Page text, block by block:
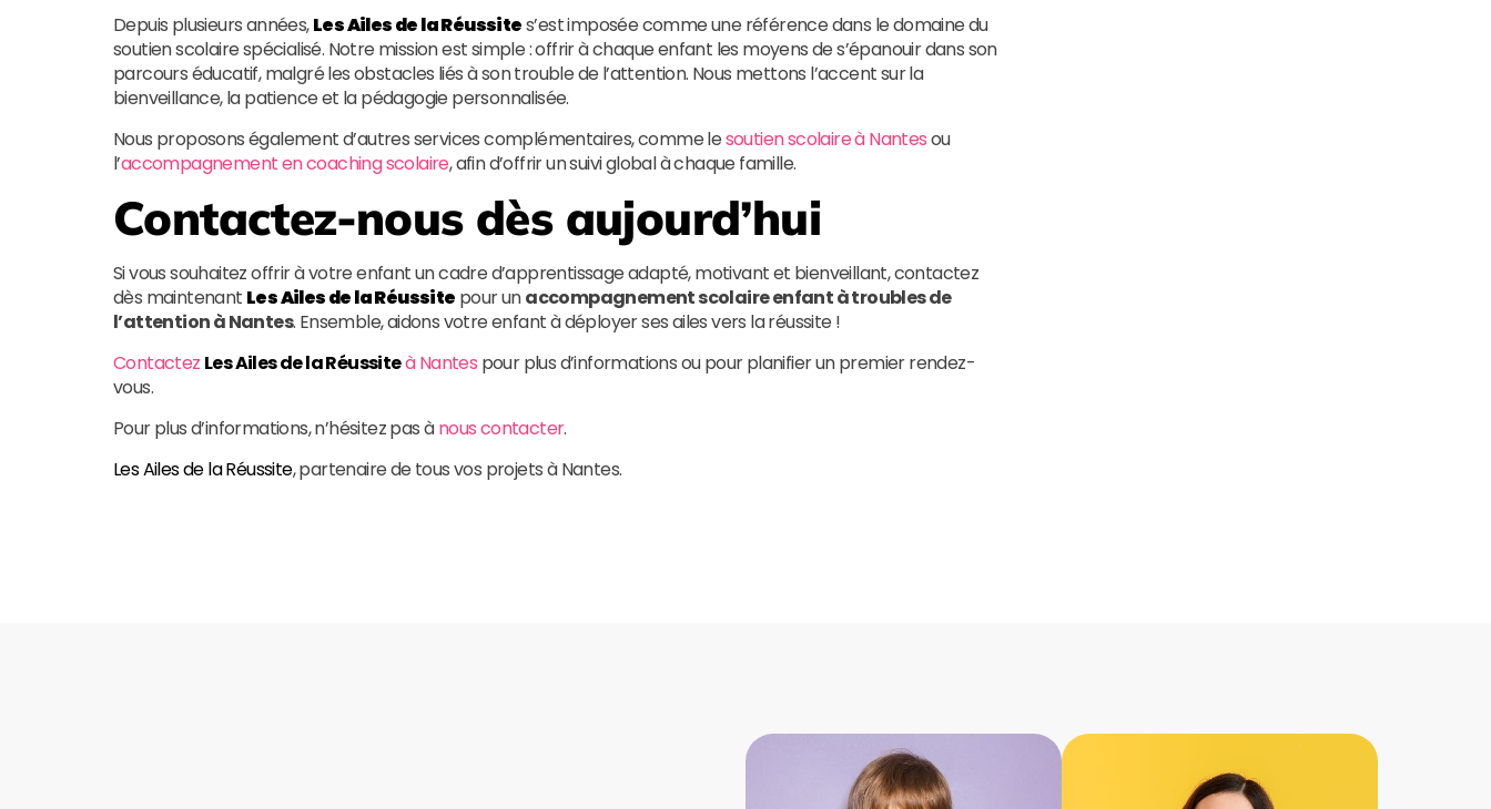
Depuis plusieurs années,Les Ailes de la Réussites’est imposée comme une référence dans le domaine du
soutien scolaire spécialisé. Notre mission est simple : offrir à chaque enfant les moyens de s’épanouir dans son
parcours éducatif, malgré les obstacles liés à son trouble de l’attention. Nous mettons l’accent sur la
bienveillance, la patience et la pédagogie personnalisée.
Nous proposons également d’autres services complémentaires, comme lesoutien scolaire à Nantesou
l’accompagnement en coaching scolaire, afin d’offrir un suivi global à chaque famille.
Contactez-nous dès aujourd’hui
Si vous souhaitez offrir à votre enfant un cadre d’apprentissage adapté, motivant et bienveillant, contactez
dès maintenant Les Ailes de la Réussite pour unaccompagnement scolaire enfant à troubles de
l’attention à Nantes. Ensemble, aidons votre enfant à déployer ses ailes vers la réussite !
Contactez Les Ailes de la Réussiteà Nantes pour plus d’informations ou pour planifier un premier rendez-
vous.
Pour plus d’informations, n’hésitez pas ànous contacter.
Les Ailes de la Réussite, partenaire de tous vos projets à Nantes.